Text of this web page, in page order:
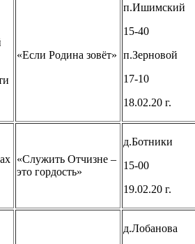
«Если Родина зовёт»
п.Ишимский
15-40
п.Зерновой
17-10
18.02.20 г.
«Служить Отчизне –
это гордость»
д.Ботники
15-00
19.02.20 г.
д.Лобанова